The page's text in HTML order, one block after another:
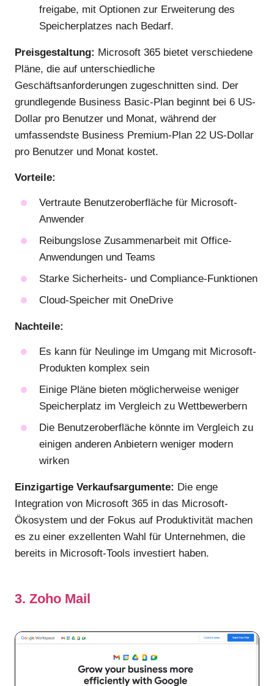
freigabe, mit Optionen zur Erweiterung des
Speicherplatzes nach Bedarf.
Preisgestaltung: Microsoft 365 bietet verschiedene
Pläne, die auf unterschiedliche
Geschäftsanforderungen zugeschnitten sind. Der
grundlegende Business Basic-Plan beginnt bei 6 US-
Dollar pro Benutzer und Monat, während der
umfassendste Business Premium-Plan 22 US-Dollar
pro Benutzer und Monat kostet.
Vorteile:
Vertraute Benutzeroberfläche für Microsoft-
Anwender
Reibungslose Zusammenarbeit mit Office-
Anwendungen und Teams
Starke Sicherheits- und Compliance-Funktionen
Cloud-Speicher mit OneDrive
Nachteile:
Es kann für Neulinge im Umgang mit Microsoft-
Produkten komplex sein
Einige Pläne bieten möglicherweise weniger
Speicherplatz im Vergleich zu Wettbewerbern
Die Benutzeroberfläche könnte im Vergleich zu
einigen anderen Anbietern weniger modern
wirken
Einzigartige Verkaufsargumente: Die enge
Integration von Microsoft 365 in das Microsoft-
Ökosystem und der Fokus auf Produktivität machen
es zu einer exzellenten Wahl für Unternehmen, die
bereits in Microsoft-Tools investiert haben.
3. Zoho Mail